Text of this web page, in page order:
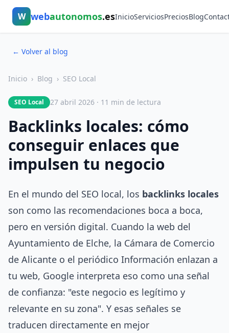
W webautonomos.esInicioServiciosPreciosBlog
← Volver al blog
Inicio › Blog › SEO Local
SEO Local 27 abril 2026 · 11 min de lectura
Backlinks locales: cómo
conseguir enlaces que
impulsen tu negocio
En el mundo del SEO local, los backlinks locales
son como las recomendaciones boca a boca,
pero en versión digital. Cuando la web del
Ayuntamiento de Elche, la Cámara de Comercio
de Alicante o el periódico Información enlazan a
tu web, Google interpreta eso como una señal
de confianza: "este negocio es legítimo y
relevante en su zona". Y esas señales se
traducen directamente en mejor